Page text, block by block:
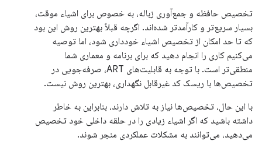
تخصیص حافظه و جمع‌آوری زباله، به خصوص برای اشیاء موقت،
بسیار سریع‌تر و کارآمدتر شده‌اند. اگرچه قبلاً بهترین روش این بود
که تا حد امکان از تخصیص اشیاء خودداری شود، اما توصیه
می‌کنیم کاری را انجام دهید که برای برنامه و معماری شما
منطقی‌تر است. با توجه به قابلیت‌های ART، صرفه‌جویی در
تخصیص‌ها با ریسک کد غیرقابل نگهداری، بهترین روش نیست.
با این حال، تخصیص‌ها نیاز به تلاش دارند، بنابراین به خاطر
داشته باشید که اگر اشیاء زیادی را در حلقه داخلی خود تخصیص
می‌دهید، می‌توانند به مشکلات عملکردی منجر شوند.